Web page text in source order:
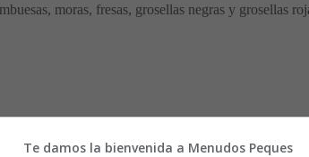
moras, fresas, grosellas negras y grosellas
Te damos la bienvenida a Menudos Peques